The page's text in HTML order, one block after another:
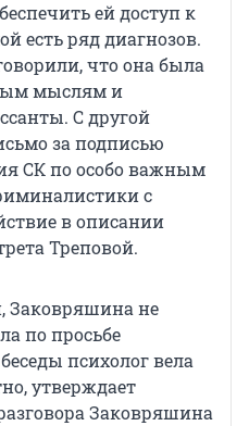
ей доступ к
есть ряд диагнозов.
что она была
мыслям и
С другой
за подписью
СК по особо важным
с
в описании
Треповой.
Заковряшина не
по просьбе
психолог вела
утверждает
Заковряшина